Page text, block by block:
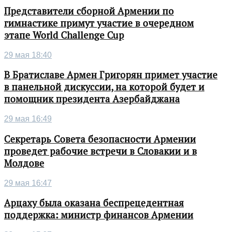
Представители сборной Армении по
гимнастике примут участие в очередном
этапе World Challenge Cup
29 мая 18:40
В Братиславе Армен Григорян примет участие
в панельной дискуссии, на которой будет и
помощник президента Азербайджана
29 мая 16:49
Секретарь Совета безопасности Армении
проведет рабочие встречи в Словакии и в
Молдове
29 мая 16:47
Арцаху была оказана беспрецедентная
поддержка: министр финансов Армении